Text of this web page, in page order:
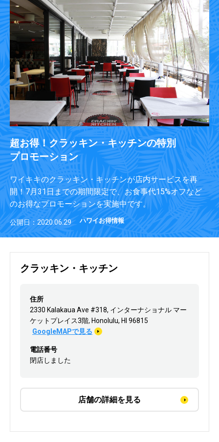
超お得！クラッキン・キッチンの特別
プロモーション
ワイキキのクラッキン・キッチンが店内サービスを再
開！7月31日までの期間限定で、お食事代15%オフなど
のお得なプロモーションを実施中です。
公開日：2020.06.29 ハワイお得情報
クラッキン・キッチン
住所
2330 Kalakaua Ave #318, インターナショナル マー
ケットプレイス3階, Honolulu, HI 96815
GoogleMAPで見る
電話番号
閉店しました
店舗の詳細を見る